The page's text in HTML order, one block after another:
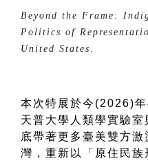
Beyond the Frame:
Politics of
United States .
本次特展於今(2026)
天普大學人類學實驗室
底帶著更多臺美雙方
灣，重新以「原住民